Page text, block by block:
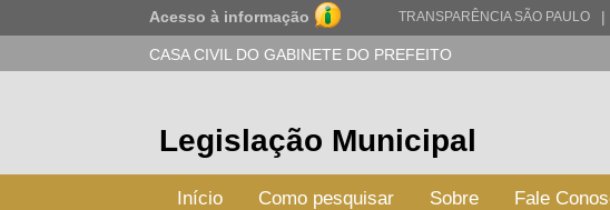
Acesso à informação TRANSPARÊNCIA SÃO PAULO |
CASA CIVIL DO GABINETE DO PREFEITO
Legislação Municipal
Início Como pesquisar Sobre Fale